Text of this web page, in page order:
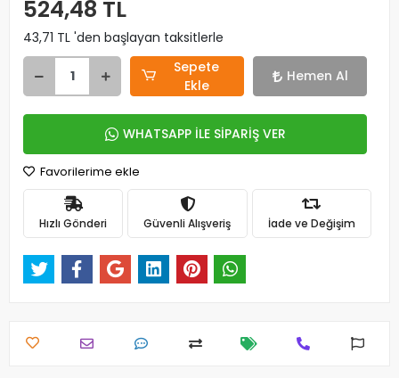
524,48 TL
43,71 TL 'den başlayan taksitlerle
Sepete
Ekle
Hemen Al
WHATSAPP İLE SİPARİŞ VER
Favorilerime ekle
Hızlı Gönderi Güvenli Alışveriş İade ve Değişim